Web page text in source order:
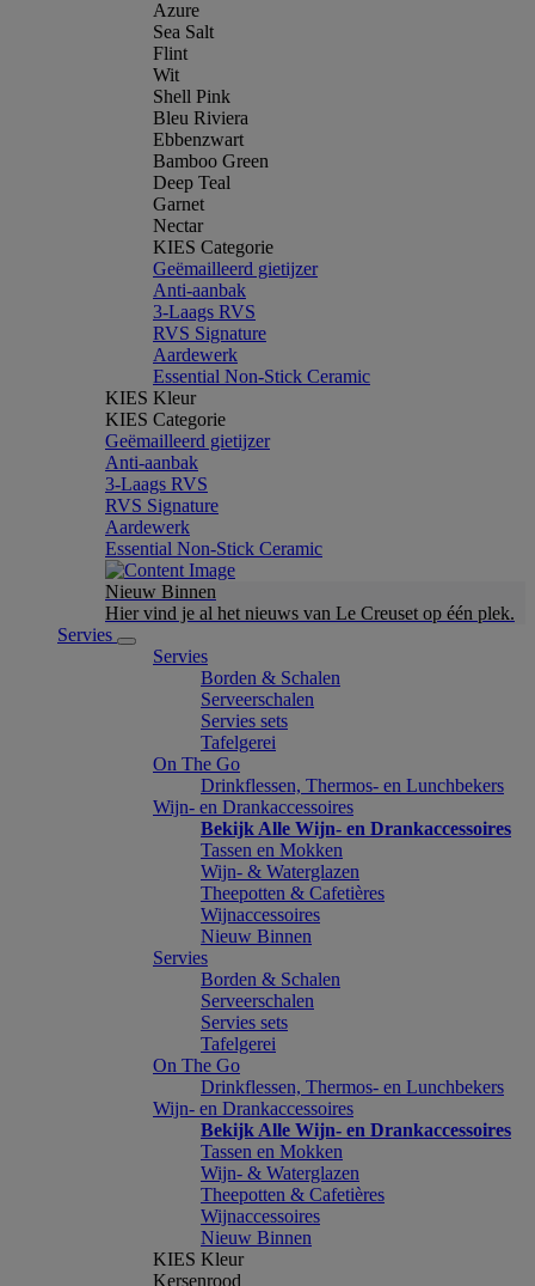
Azure
Sea Salt
Flint
Wit
Shell Pink
Bleu Riviera
Ebbenzwart
Bamboo Green
Deep Teal
Garnet
Nectar
KIES Categorie
Geëmailleerd gietijzer
Anti-aanbak
3-Laags RVS
RVS Signature
Aardewerk
Essential Non-Stick Ceramic
KIES Kleur
KIES Categorie
Geëmailleerd gietijzer
Anti-aanbak
3-Laags RVS
RVS Signature
Aardewerk
Essential Non-Stick Ceramic
Nieuw Binnen
Hier vind je al het nieuws van Le Creuset op één plek.
Servies
Servies
Borden & Schalen
Serveerschalen
Servies sets
Tafelgerei
On The Go
Drinkflessen, Thermos- en Lunchbekers
Wijn- en Drankaccessoires
Bekijk Alle Wijn- en Drankaccessoires
Tassen en Mokken
Wijn- & Waterglazen
Theepotten & Cafetières
Wijnaccessoires
Nieuw Binnen
Servies
Borden & Schalen
Serveerschalen
Servies sets
Tafelgerei
On The Go
Drinkflessen, Thermos- en Lunchbekers
Wijn- en Drankaccessoires
Bekijk Alle Wijn- en Drankaccessoires
Tassen en Mokken
Wijn- & Waterglazen
Theepotten & Cafetières
Wijnaccessoires
Nieuw Binnen
KIES Kleur
Kersenrood